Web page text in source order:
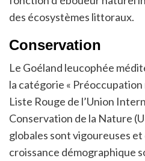
des écosystèmes littoraux.
Conservation
Le Goéland leucophée
la catégorie « Préoccupation
Liste Rouge de l’Union
Conservation de la Nature
globales sont vigoureuses
croissance démographique